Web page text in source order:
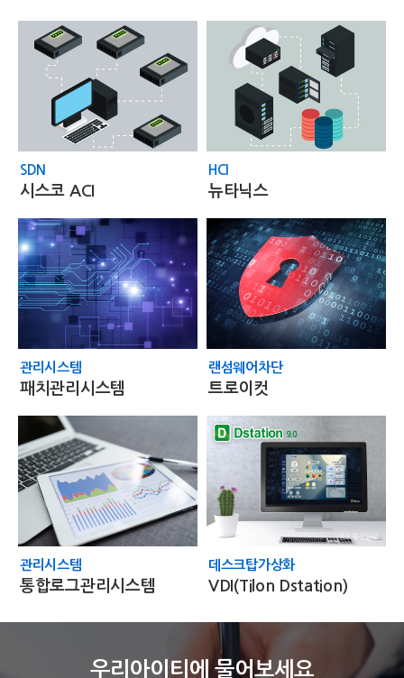
SDN
시스코 ACI
HCI
뉴타닉스
관리시스템
패치관리시스템
랜섬웨어차단
트로이컷
관리시스템
통합로그관리시스템
데스크탑가상화
VDI(Tilon Dstation)
우리아이티에 물어보세요